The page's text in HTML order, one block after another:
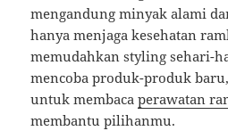
mengandung minyak alami
hanya menjaga kesehatan
memudahkan styling sehari-
mencoba produk-produk
untuk membacaperawatan
membantu pilihanmu.